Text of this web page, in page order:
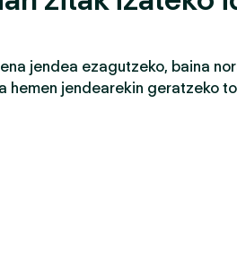
jendea ezagutzeko, baina
hemen jendearekin geratzeko